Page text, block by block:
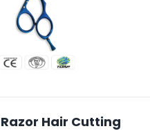
Hair Cutting